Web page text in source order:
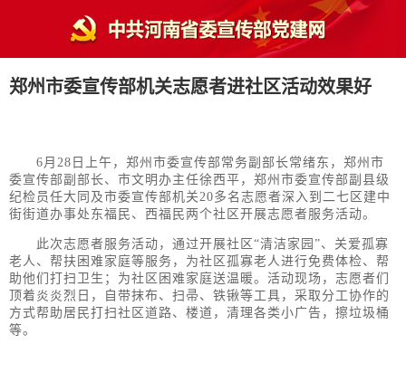
郑州市委宣传部机关志愿者进社区活动效果好
6月28日上午，郑州市委宣传部常务副部长常绪东，郑州市
委宣传部副部长、市文明办主任徐西平，郑州市委宣传部副县级
纪检员任大同及市委宣传部机关20多名志愿者深入到二七区建中
街街道办事处东福民、西福民两个社区开展志愿者服务活动。
此次志愿者服务活动，通过开展社区“清洁家园”、关爱孤寡
老人、帮扶困难家庭等服务，为社区孤寡老人进行免费体检、帮
助他们打扫卫生；为社区困难家庭送温暖。活动现场，志愿者们
顶着炎炎烈日，自带抹布、扫帚、铁锹等工具，采取分工协作的
方式帮助居民打扫社区道路、楼道，清理各类小广告，擦垃圾桶
等。